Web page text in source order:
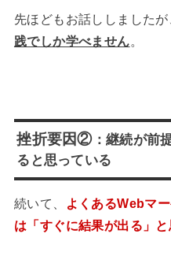
先ほどもお話ししましたが
践でしか学べません。
挫折要因②：継続が前
ると思っている
続いて、
よくあるWebマ
は「すぐに結果が出る」